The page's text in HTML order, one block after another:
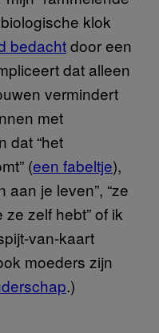
klok
bedachtdoor een
dat alleen
vermindert
met
dat “het
(een fabeltje),
aan je leven”, “ze
zelf hebt” of ik
van-kaart
moeders zijn
.)